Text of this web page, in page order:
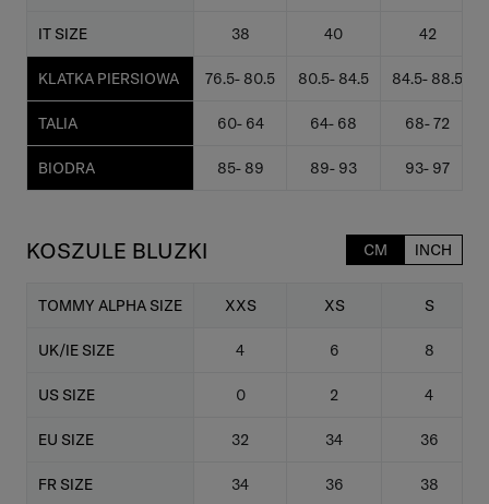
IT SIZE 38 40 42
KLATKA PIERSIOWA 76.5- 80.5 80.5- 84.5 84.5- 88.5
TALIA 60- 64 64- 68 68- 72
BIODRA 85- 89 89- 93 93- 97
KOSZULE BLUZKI CM INCH
TOMMY ALPHA SIZE XXS XS S
UK/IE SIZE 4 6 8
US SIZE 0 2 4
EU SIZE 32 34 36
FR SIZE 34 36 38